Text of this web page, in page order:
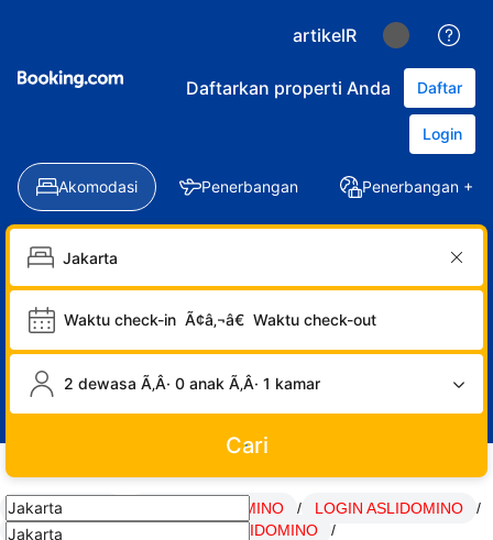
artikelR
Daftarkan properti Anda Daftar
Login
Akomodasi Penerbangan Penerbangan +
Waktu check-in Ã¢â‚¬â€ Waktu check-out
2 dewasa Ã‚Â· 0 anak Ã‚Â· 1 kamar
Cari
ASLIDOMINO Daftar ASLIDOMINO / LOGIN ASLIDOMINO
/
Link ASLIDOMINO
SITUS ASLIDOMINO
/